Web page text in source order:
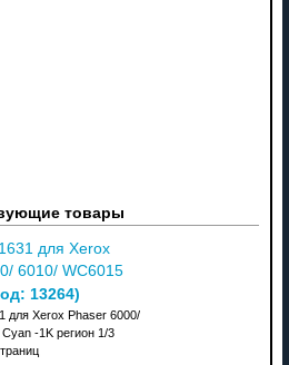
товары
для Xerox
6010/ WC6015
13264)
для Xerox Phaser 6000/
-1K регион 1/3